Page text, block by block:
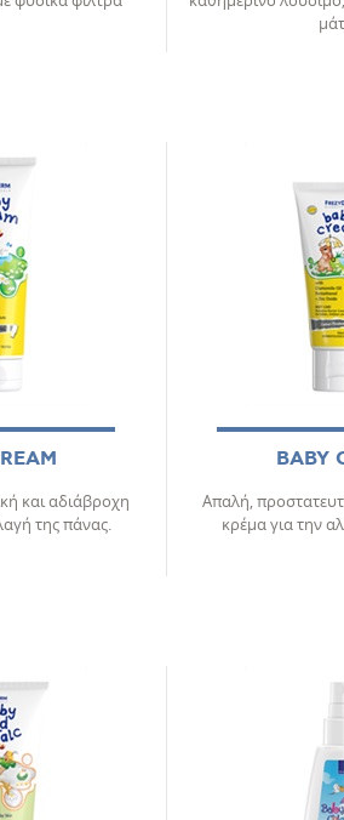
και αδιάβροχη
της πάνας.
BABY
Απαλή,
κρέμα για την